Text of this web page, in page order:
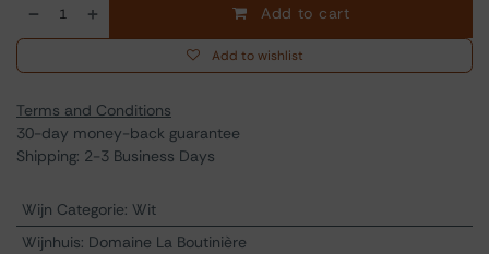
Add to cart
Add to wishlist
Terms and Conditions
30-day money-back guarantee
Shipping: 2-3 Business Days
Wijn Categorie: Wit
Wijnhuis: Domaine La Boutinière